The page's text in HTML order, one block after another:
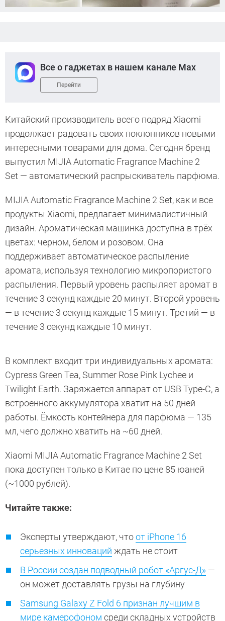
Все о гаджетах в нашем канале Max
Перейти
Китайский производитель всего подряд Xiaomi
продолжает радовать своих поклонников новыми
интересными товарами для дома. Сегодня бренд
выпустил MIJIA Automatic Fragrance Machine 2
Set — автоматический распрыскиватель парфюма.
MIJIA Automatic Fragrance Machine 2 Set, как и все
продукты Xiaomi, предлагает минималистичный
дизайн. Ароматическая машинка доступна в трёх
цветах: черном, белом и розовом. Она
поддерживает автоматическое распыление
аромата, используя технологию микропористого
распыления. Первый уровень распыляет аромат в
течение 3 секунд каждые 20 минут. Второй уровень
— в течение 3 секунд каждые 15 минут. Третий — в
течение 3 секунд каждые 10 минут.
В комплект входит три индивидуальных аромата:
Cypress Green Tea, Summer Rose Pink Lychee и
Twilight Earth. Заряжается аппарат от USB Type-C, а
встроенного аккумулятора хватит на 50 дней
работы. Ёмкость контейнера для парфюма — 135
мл, чего должно хватить на ~60 дней.
Xiaomi MIJIA Automatic Fragrance Machine 2 Set
пока доступен только в Китае по цене 85 юаней
(~1000 рублей).
Читайте также:
Эксперты утверждают, чтоот iPhone 16
серьезных инноваций ждать не стоит
В России создан подводный робот «Аргус-Д» —
он может доставлять грузы на глубину
Samsung Galaxy Z Fold 6 признан лучшим в
мире камерофоном среди складных устройств